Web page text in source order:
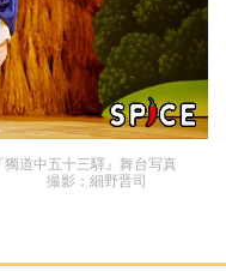
獨道中五十三驛』舞台写真
影：細野晋司